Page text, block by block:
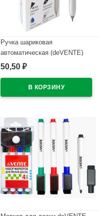
Ручка шариковая
автоматическая (deVENTE)
ПРОСТО БЕЛЫЙ (JUST
каучуковый держатель,
синий, 0,5мм, масло
В наличии
50,50 ₽